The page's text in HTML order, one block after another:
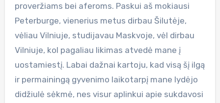
proveržiams bei aferoms. Paskui aš mokiausi
Peterburge, vienerius metus dirbau Šilutėje,
vėliau Vilniuje, studijavau Maskvoje, vėl dirbau
Vilniuje, kol pagaliau likimas atvedė mane į
uostamiestį. Labai dažnai kartoju, kad visą šį ilgą
ir permainingą gyvenimo laikotarpį mane lydėjo
didžiulė sėkmė, nes visur aplinkui apie sukdavosi